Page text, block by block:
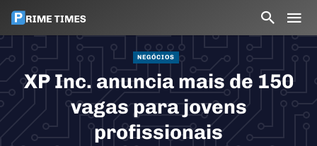
NEGÓCIOS
XP Inc. anuncia mais de 150
vagas para jovens
profissionais